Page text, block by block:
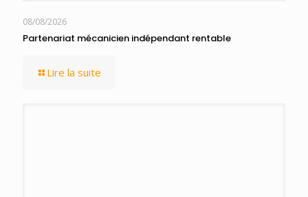
08/08/2026
Partenariat mécanicien indépendant rentable
Lire la suite